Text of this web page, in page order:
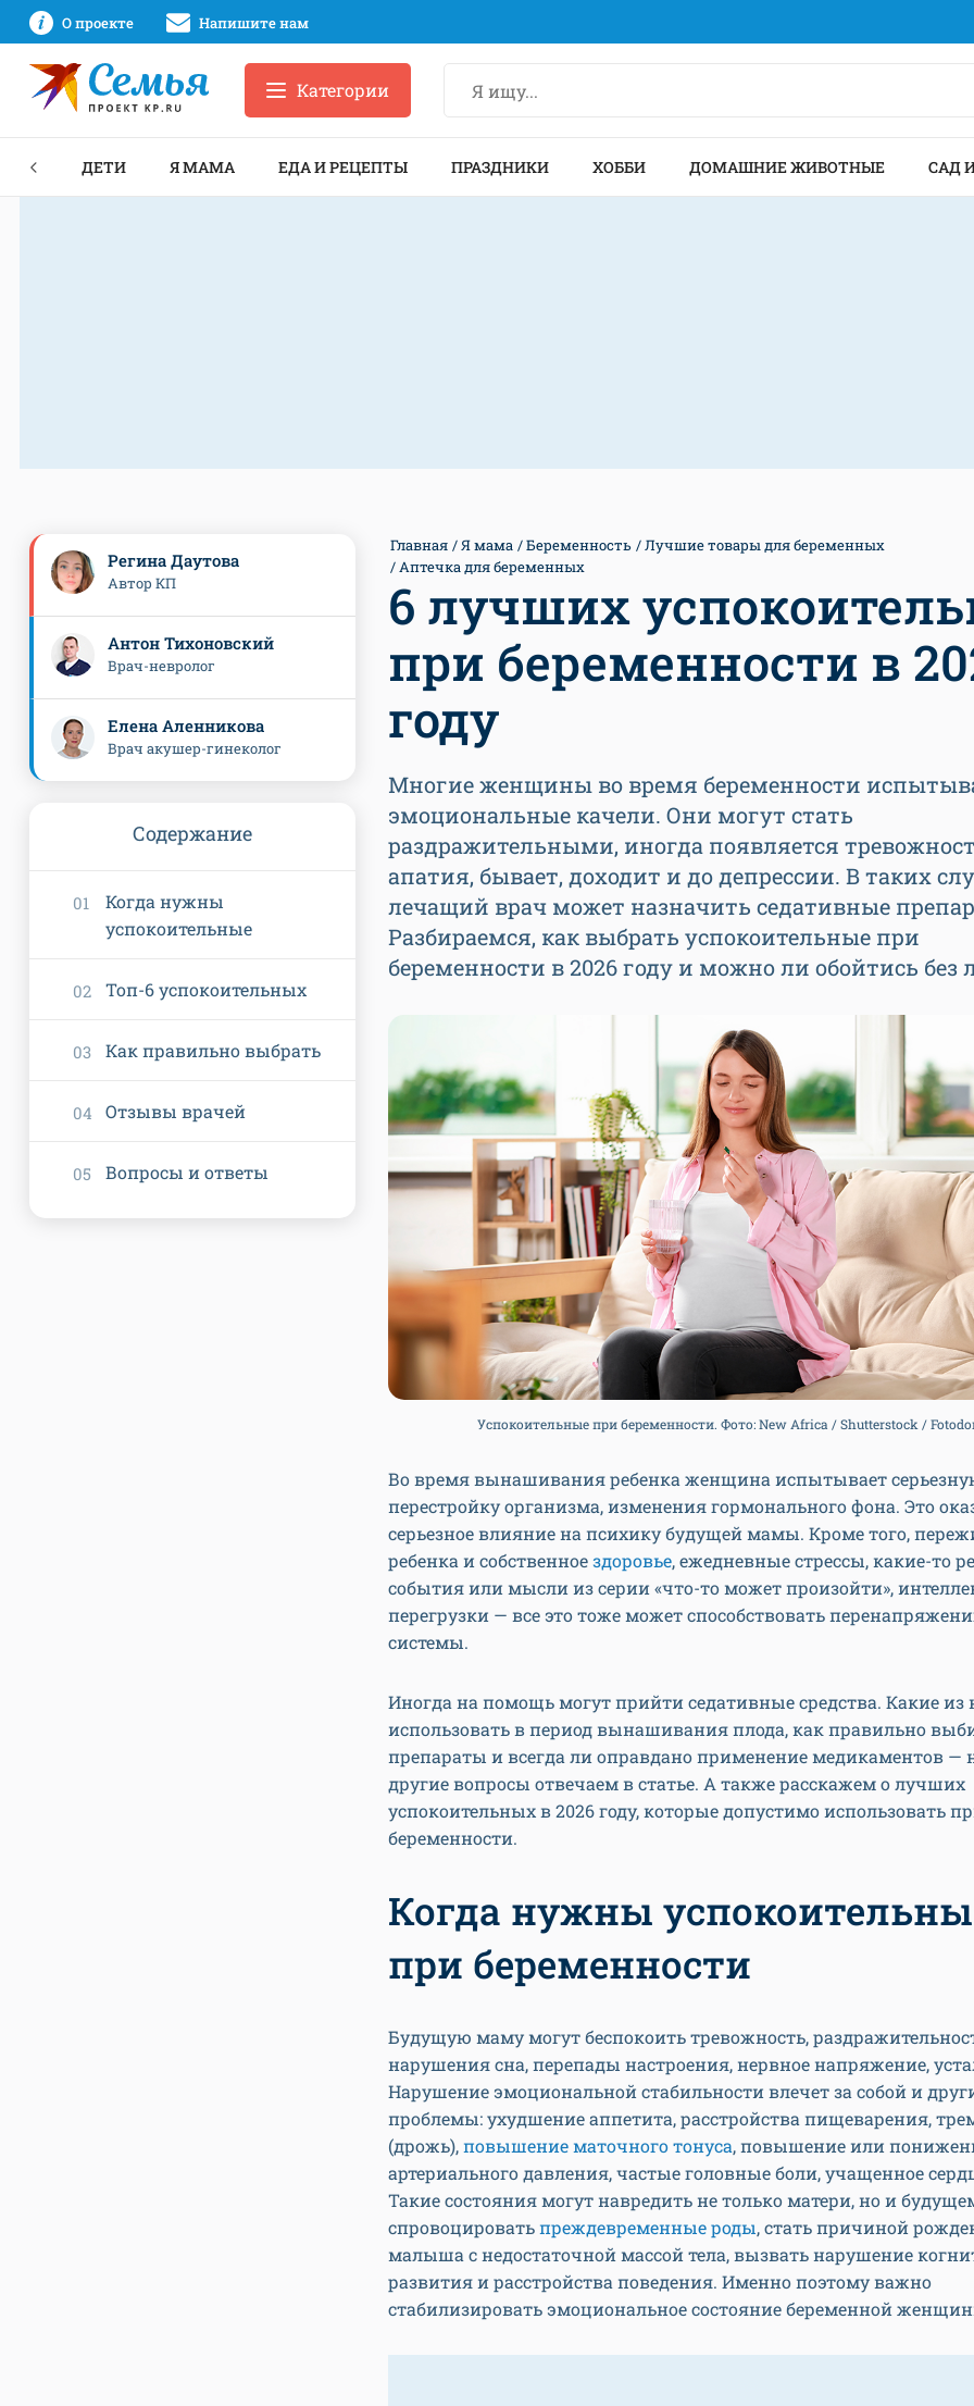
О проекте Напишите нам
Категории
ДЕТИ Я МАМА ЕДА И РЕЦЕПТЫ ПРАЗДНИКИ ХОББИ ДОМАШНИЕ ЖИВОТНЫЕ САД
Главная Я мама Беременность
Лучшие товары для беременных
Аптечка для беременных
6 лучших
при беременности в
году
Многие женщины во время беременности
эмоциональные качели. Они могут стать
раздражительными, иногда появляется
апатия, бывает, доходит и до депрессии. В таких
лечащий врач может назначить седативные
Разбираемся, как выбрать успокоительные при
беременности в 2026 году и можно ли обойтись без
Успокоительные при беременности. Фото: New Africa / Shutterstock /
Во время вынашивания ребенка женщина испытывает
перестройку организма, изменения гормонального фона. Это
серьезное влияние на психику будущей мамы. Кроме того,
ребенка и собственноездоровье, ежедневные стрессы, какие-то
события или мысли из серии «что-то может произойти»,
перегрузки — все это тоже может способствовать
системы.
Иногда на помощь могут прийти седативные средства. Какие
использовать в период вынашивания плода, как правильно
препараты и всегда ли оправдано применение медикаментов —
другие вопросы отвечаем в статье. А также расскажем о лучших
успокоительных в 2026 году, которые допустимо использовать
беременности.
Когда нужны
при беременности
Будущую маму могут беспокоить тревожность,
нарушения сна, перепады настроения, нервное напряжение,
Нарушение эмоциональной стабильности влечет за собой и
проблемы: ухудшение аппетита, расстройства пищеварения,
(дрожь),повышение маточного тонуса, повышение или
артериального давления, частые головные боли, учащенное
Такие состояния могут навредить не только матери, но и
спровоцироватьпреждевременные роды, стать причиной
малыша с недостаточной массой тела, вызвать нарушение
развития и расстройства поведения. Именно поэтому важно
стабилизировать эмоциональное состояние беременной
Регина Даутова
Автор КП
Антон Тихоновский
Врач-невролог
Елена Аленникова
Врач акушер-гинеколог
Содержание
Когда нужны
успокоительные
Топ-6 успокоительных
Как правильно выбрать
Отзывы врачей
Вопросы и ответы